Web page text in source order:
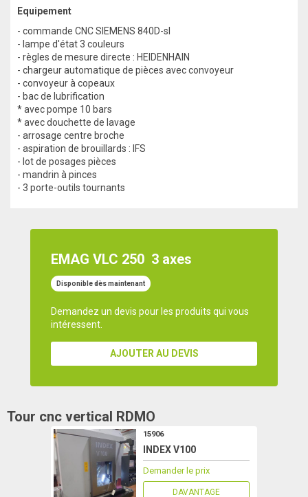
Equipement
- commande CNC SIEMENS 840D-sl
- lampe d'état 3 couleurs
- règles de mesure directe : HEIDENHAIN
- chargeur automatique de pièces avec convoyeur
- convoyeur à copeaux
- bac de lubrification
* avec pompe 10 bars
* avec douchette de lavage
- arrosage centre broche
- aspiration de brouillards : IFS
- lot de posages pièces
- mandrin à pinces
- 3 porte-outils tournants
EMAG VLC 250 3 axes
Disponible dès maintenant
Demandez un devis pour les produits qui vous
intéressent.
AJOUTER AU DEVIS
Tour cnc vertical RDMO
15906
INDEX V100
Demander le prix
DAVANTAGE